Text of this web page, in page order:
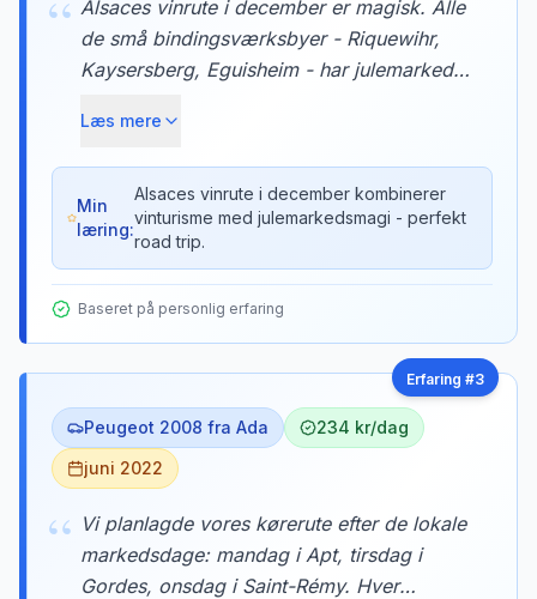
“ Alsaces vinrute i december er magisk. Alle
de små bindingsværksbyer - Riquewihr,
Kaysersberg, Eguisheim - har julemarked,
ind. Vi købte glühwein og flamkuchen ved
hvert stop. Helt eventyrligt.
Læs mere
Min
læring:
Alsaces vinrute i december kombinerer
vinturisme med julemarkedsmagi - perfekt
road trip.
Baseret på personlig erfaring
Erfaring #3
Peugeot 2008 fra Ada
234 kr/dag
juni 2022
“ Vi planlagde vores kørerute efter de lokale
markedsdage: mandag i Apt, tirsdag i
Gordes, onsdag i Saint-Rémy. Hver